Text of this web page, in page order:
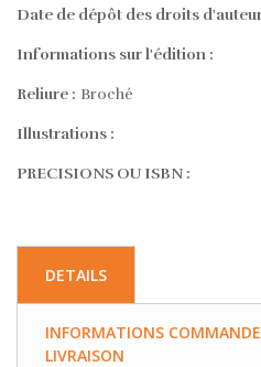
Date de dépôt des droits
Informations sur l'édition :
Reliure : Broché
Illustrations :
PRECISIONS OU ISBN :
DETAILS
INFORMATIONS
LIVRAISON